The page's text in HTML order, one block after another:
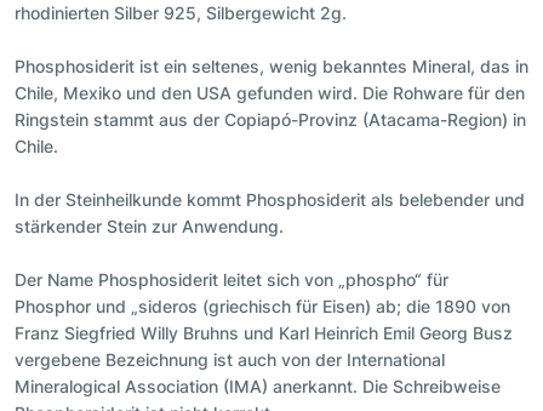
rhodinierten Silber 925, Silbergewicht 2g.
Phosphosiderit ist ein seltenes, wenig bekanntes Mineral, das in
Chile, Mexiko und den USA gefunden wird. Die Rohware für den
Ringstein stammt aus der Copiapó-Provinz (Atacama-Region) in
Chile.
In der Steinheilkunde kommt Phosphosiderit als belebender und
stärkender Stein zur Anwendung.
Der Name Phosphosiderit leitet sich von „phospho“ für
Phosphor und „sideros (griechisch für Eisen) ab; die 1890 von
Franz Siegfried Willy Bruhns und Karl Heinrich Emil Georg Busz
vergebene Bezeichnung ist auch von der International
Mineralogical Association (IMA) anerkannt. Die Schreibweise